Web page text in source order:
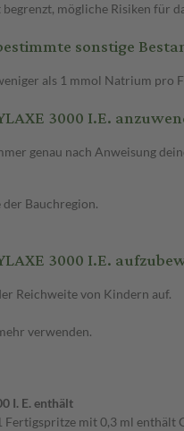
mögliche Risiken für
sonstige
als 1 mmol Natrium pro
3000 I.E.
genau nach Anweisung
Bauchregion.
3000 I.E.
Reichweite von Kindern auf.
verwenden.
I. E. enthält
mit 0,3 ml enthält